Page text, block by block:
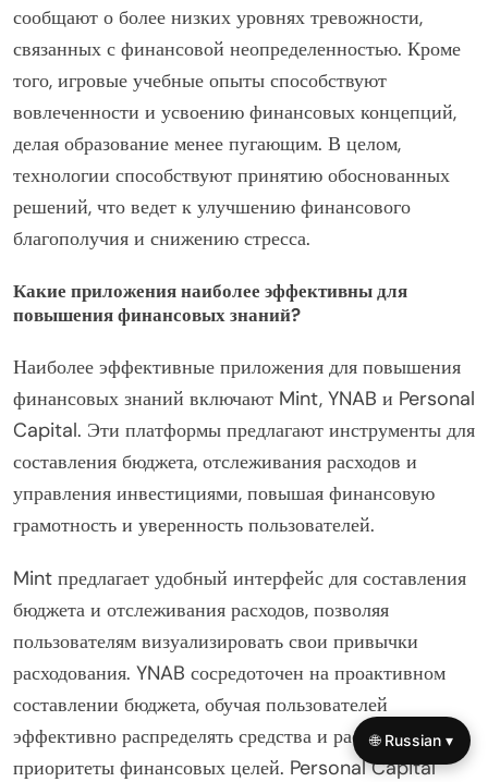
сообщают о более низких уровнях тревожности,
связанных с финансовой неопределенностью. Кроме
того, игровые учебные опыты способствуют
вовлеченности и усвоению финансовых концепций,
делая образование менее пугающим. В целом,
технологии способствуют принятию обоснованных
решений, что ведет к улучшению финансового
благополучия и снижению стресса.
Какие приложения наиболее эффективны для
повышения финансовых знаний?
Наиболее эффективные приложения для повышения
финансовых знаний включают Mint, YNAB и Personal
Capital. Эти платформы предлагают инструменты для
составления бюджета, отслеживания расходов и
управления инвестициями, повышая финансовую
грамотность и уверенность пользователей.
Mint предлагает удобный интерфейс для составления
бюджета и отслеживания расходов, позволяя
пользователям визуализировать свои привычки
расходования. YNAB сосредоточен на проактивном
составлении бюджета, обучая пользователей
эффективно распределять средства и расставлять
приоритеты финансовых целей. Personal Capital
🌐 Russian ▾